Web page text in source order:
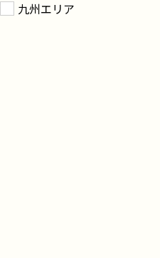
九州エリア